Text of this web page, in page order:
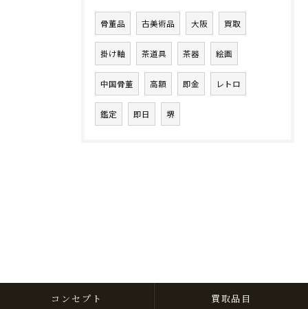
骨董品 古美術品 大阪 買取
掛け軸 茶道具 茶器 絵画
中国骨董 高額 即金 レトロ
鑑定 即日 堺
コンセプト 買取品目